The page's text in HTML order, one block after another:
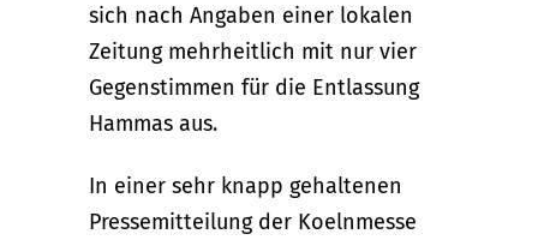
sich nach Angaben einer lokalen
Zeitung mehrheitlich mit nur vier
Gegenstimmen für die Entlassung
Hammas aus.
In einer sehr knapp gehaltenen
Pressemitteilung der Koelnmesse